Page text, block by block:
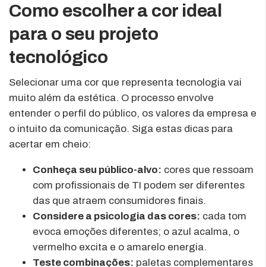
Como escolher a cor ideal
para o seu projeto
tecnológico
Selecionar uma cor que representa tecnologia vai
muito além da estética. O processo envolve
entender o perfil do público, os valores da empresa e
o intuito da comunicação. Siga estas dicas para
acertar em cheio:
Conheça seu público-alvo: cores que ressoam
com profissionais de TI podem ser diferentes
das que atraem consumidores finais.
Considere a psicologia das cores: cada tom
evoca emoções diferentes; o azul acalma, o
vermelho excita e o amarelo energia.
Teste combinações: paletas complementares